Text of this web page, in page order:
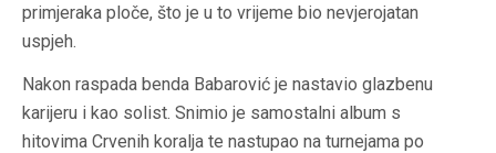
primjeraka ploče, što je u to vrijeme bio nevjerojatan
uspjeh.
Nakon raspada benda Babarović je nastavio glazbenu
karijeru i kao solist. Snimio je samostalni album s
hitovima Crvenih koralja te nastupao na turnejama po